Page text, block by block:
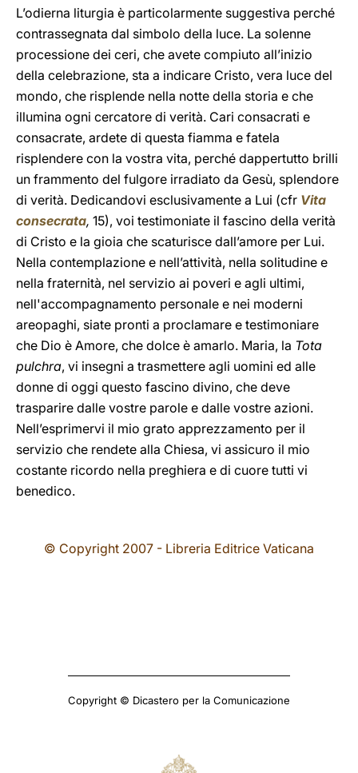
L’odierna liturgia è particolarmente suggestiva perché
contrassegnata dal simbolo della luce. La solenne
processione dei ceri, che avete compiuto all’inizio
della celebrazione, sta a indicare Cristo, vera luce del
mondo, che risplende nella notte della storia e che
illumina ogni cercatore di verità. Cari consacrati e
consacrate, ardete di questa fiamma e fatela
risplendere con la vostra vita, perché dappertutto brilli
un frammento del fulgore irradiato da Gesù, splendore
di verità. Dedicandovi esclusivamente a Lui (cfr Vita
consecrata, 15), voi testimoniate il fascino della verità
di Cristo e la gioia che scaturisce dall’amore per Lui.
Nella contemplazione e nell’attività, nella solitudine e
nella fraternità, nel servizio ai poveri e agli ultimi,
nell'accompagnamento personale e nei moderni
areopaghi, siate pronti a proclamare e testimoniare
che Dio è Amore, che dolce è amarlo. Maria, la Tota
pulchra, vi insegni a trasmettere agli uomini ed alle
donne di oggi questo fascino divino, che deve
trasparire dalle vostre parole e dalle vostre azioni.
Nell’esprimervi il mio grato apprezzamento per il
servizio che rendete alla Chiesa, vi assicuro il mio
costante ricordo nella preghiera e di cuore tutti vi
benedico.
© Copyright 2007 - Libreria Editrice Vaticana
Copyright © Dicastero per la Comunicazione